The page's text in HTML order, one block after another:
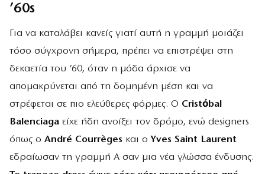
’60s
Για να καταλάβει κανείς γιατί αυτή η γραμμή μοιάζει
τόσο σύγχρονη σήμερα, πρέπει να επιστρέψει στη
δεκαετία του ’60, όταν η μόδα άρχισε να
απομακρύνεται από τη δομημένη μέση και να
στρέφεται σε πιο ελεύθερες φόρμες. Ο Cristóbal
Balenciaga είχε ήδη ανοίξει τον δρόμο, ενώ designers
όπως ο André Courrèges και οYves Saint Laurent
εδραίωσαν τη γραμμή Α σαν μια νέα γλώσσα ένδυσης.